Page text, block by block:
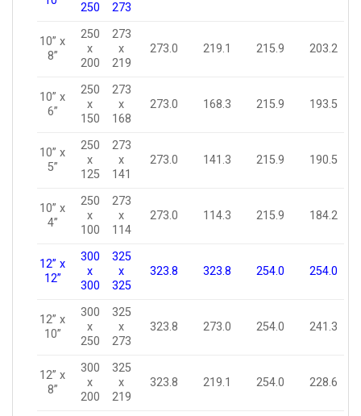
250
273
10” x
8”
250
x
200
273
x
219
273.0 219.1 215.9 203.2
10” x
6”
250
x
150
273
x
168
273.0 168.3 215.9 193.5
10” x
5”
250
x
125
273
x
141
273.0 141.3 215.9 190.5
10” x
4”
250
x
100
273
x
114
273.0 114.3 215.9 184.2
12” x
12”
300
x
300
325
x
325
323.8 323.8 254.0 254.0
12” x
10”
300
x
250
325
x
273
323.8 273.0 254.0 241.3
12” x
8”
300
x
200
325
x
219
323.8 219.1 254.0 228.6